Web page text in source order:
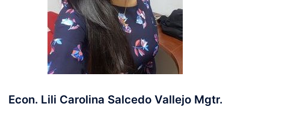
Econ. Lili Carolina Salcedo Vallejo Mgtr.